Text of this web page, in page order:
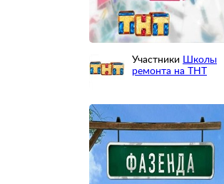
Участники Школы
ремонта на ТНТ